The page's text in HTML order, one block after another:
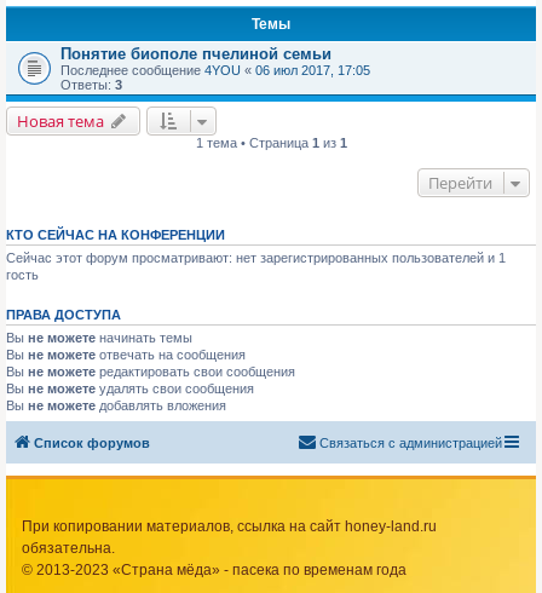
Темы
Понятие биополе пчелиной семьи
Последнее сообщение 4YOU « 06 июл 2017, 17:05
Ответы: 3
Новая тема
1 тема • Страница 1 из 1
Перейти
КТО СЕЙЧАС НА КОНФЕРЕНЦИИ
Сейчас этот форум просматривают: нет зарегистрированных пользователей и 1
гость
ПРАВА ДОСТУПА
Вы не можете начинать темы
Вы не можете отвечать на сообщения
Вы не можете редактировать свои сообщения
Вы не можете удалять свои сообщения
Вы не можете добавлять вложения
Список форумов Связаться с администрацией
При копировании материалов, ссылка на сайт honey-land.ru
обязательна.
© 2013-2023 «Страна мёда» - пасека по временам года